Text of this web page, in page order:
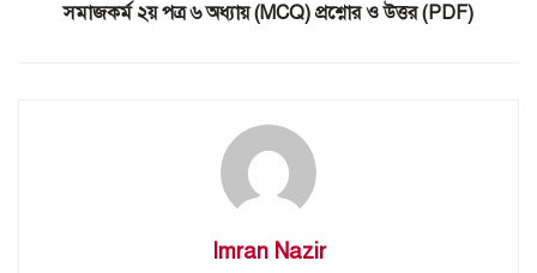
সমাজকর্ম ২য় পত্র ৬ অধ্যায় (MCQ) প্রশ্নোর ও উত্তর (PDF)
Imran Nazir